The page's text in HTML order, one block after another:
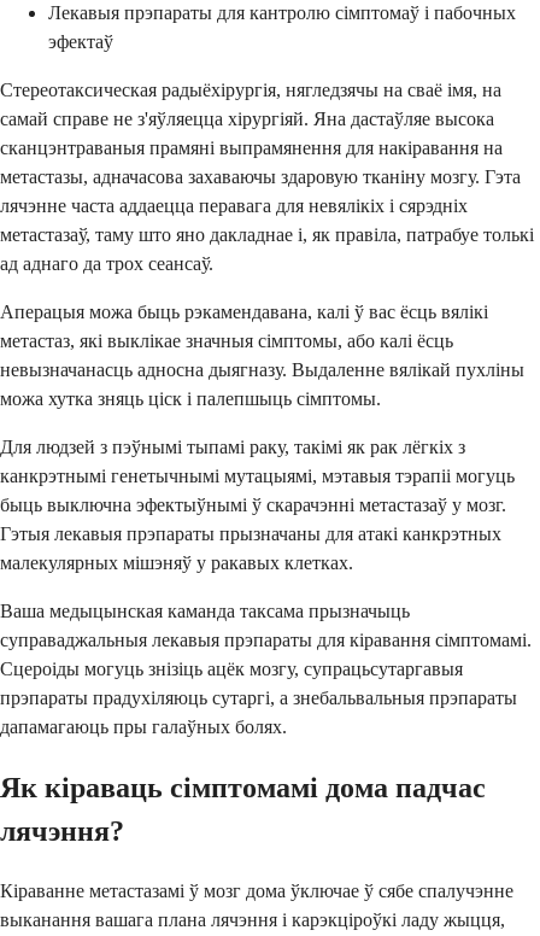
Лекавыя прэпараты для кантролю сімптомаў і пабочных
эфектаў
Стереотаксическая радыёхірургія, нягледзячы на ​​сваё імя, на
самай справе не з'яўляецца хірургіяй. Яна дастаўляе высока
сканцэнтраваныя прамяні выпрамянення для накіравання на
метастазы, адначасова захаваючы здаровую тканіну мозгу. Гэта
лячэнне часта аддаецца перавага для невялікіх і сярэдніх
метастазаў, таму што яно дакладнае і, як правіла, патрабуе толькі
ад аднаго да трох сеансаў.
Аперацыя можа быць рэкамендавана, калі ў вас ёсць вялікі
метастаз, які выклікае значныя сімптомы, або калі ёсць
невызначанасць адносна дыягназу. Выдаленне вялікай пухліны
можа хутка зняць ціск і палепшыць сімптомы.
Для людзей з пэўнымі тыпамі раку, такімі як рак лёгкіх з
канкрэтнымі генетычнымі мутацыямі, мэтавыя тэрапіі могуць
быць выключна эфектыўнымі ў скарачэнні метастазаў у мозг.
Гэтыя лекавыя прэпараты прызначаны для атакі канкрэтных
малекулярных мішэняў у ракавых клетках.
Ваша медыцынская каманда таксама прызначыць
суправаджальныя лекавыя прэпараты для кіравання сімптомамі.
Сцероіды могуць знізіць ацёк мозгу, супрацьсутаргавыя
прэпараты прадухіляюць сутаргі, а знебальвальныя прэпараты
дапамагаюць пры галаўных болях.
Як кіраваць сімптомамі дома падчас
лячэння?
Кіраванне метастазамі ў мозг дома ўключае ў сябе спалучэнне
выканання вашага плана лячэння і карэкціроўкі ладу жыцця,